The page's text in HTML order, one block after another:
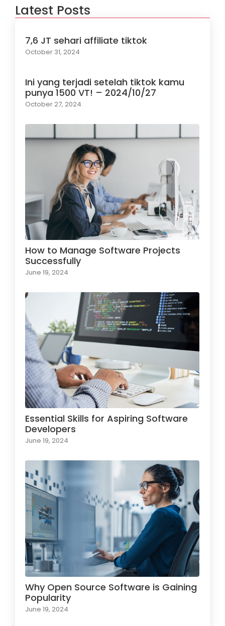
Latest Posts
7,6 JT sehari affiliate tiktok
October 31, 2024
Ini yang terjadi setelah tiktok kamu
punya 1500 VT! – 2024/10/27
October 27, 2024
How to Manage Software Projects
Successfully
June 19, 2024
Essential Skills for Aspiring Software
Developers
June 19, 2024
Why Open Source Software is Gaining
Popularity
June 19, 2024